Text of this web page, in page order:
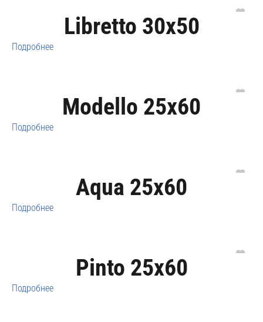
Libretto 30x50
Подробнее
Modello 25x60
Подробнее
Aqua 25x60
Подробнее
Pinto 25x60
Подробнее